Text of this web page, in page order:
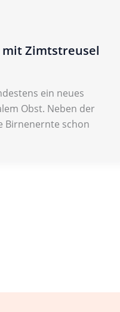
Zimtstreusel
ein neues
Obst. Neben der
Birnenernte schon